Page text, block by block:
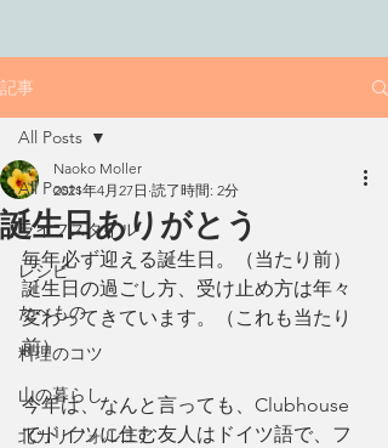
記事
All Posts
ライフスタイル
レシピ
たべもの
料理のコツ
山の暮らし
北カリフォルニア
All Posts
誕生日ありがとう
Naoko Moller
2021年4月27日 読了時間: 2分
毎年必ず迎える誕生日。（当たり前）
誕生日の過ごし方、受け止め方は年々
変わってきています。（これも当たり
前）
今年は、なんと言っても、Clubhouse
でドイツに住む友人はドイツ語で、フ